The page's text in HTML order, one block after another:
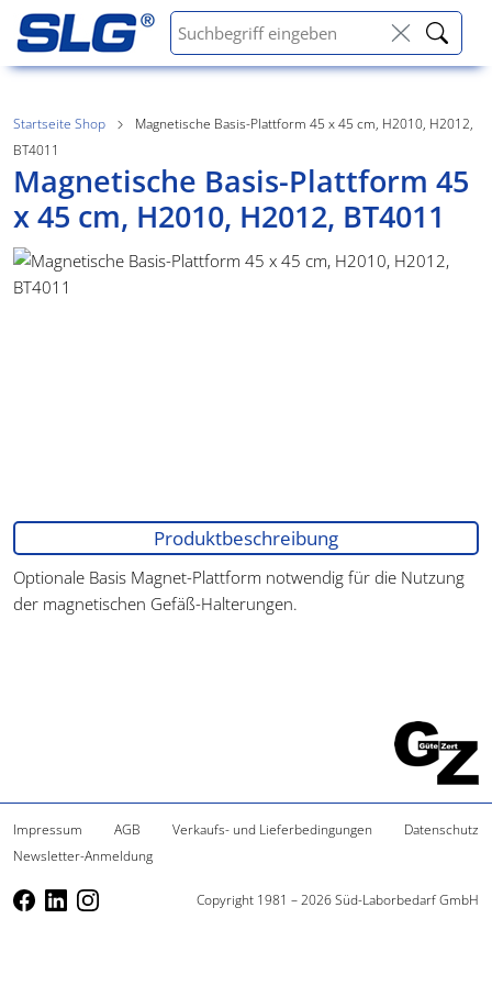
Startseite Shop
Magnetische Basis-Plattform 45 x 45 cm, H2010, H2012,
BT4011
Magnetische Basis-Plattform 45
x 45 cm, H2010, H2012, BT4011
Produktbeschreibung
Optionale Basis Magnet-Plattform notwendig für die Nutzung
der magnetischen Gefäß-Halterungen.
Impressum AGB Verkaufs- und Lieferbedingungen
Datenschutz
Newsletter-Anmeldung
Copyright 1981 – 2026 Süd-Laborbedarf GmbH